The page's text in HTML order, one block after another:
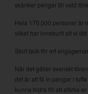
skänker pengar till vald
Hela 170,000 personer är
vilket har inneburit att vi
Stort tack för ert
När det gäller svenskt
det är att få in pengar i
kunna bidra till att stärka